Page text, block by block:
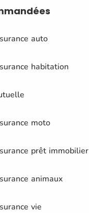
auto
habitation
moto
prêt immobilier
animaux
vie